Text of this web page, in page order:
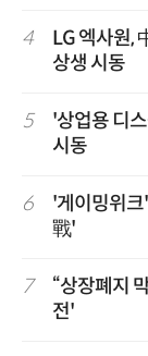
4
LG 엑사원,
상생 시동
5
'상업용 디
시동
6
'게이밍위
戰'
7
“상장폐지
전'